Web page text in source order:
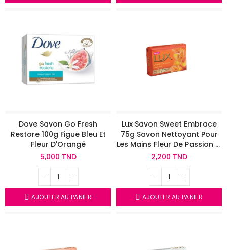
Dove Savon Go Fresh
Restore 100g Figue Bleu Et
Fleur D'Orangé
5,000 TND
AJOUTER AU PANIER
Lux Savon Sweet Embrace
75g Savon Nettoyant Pour
Les Mains Fleur De Passion Et
Huile De Vanille
2,200 TND
AJOUTER AU PANIER